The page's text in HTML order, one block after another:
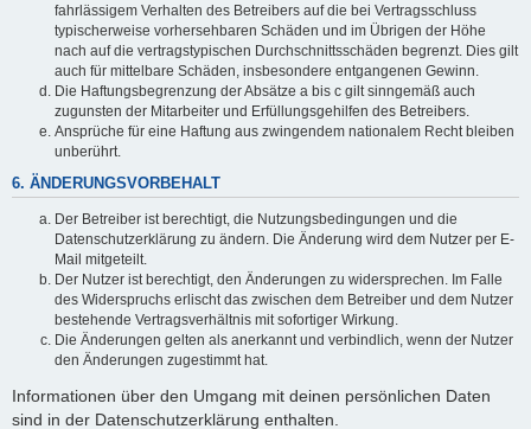
fahrlässigem Verhalten des Betreibers auf die bei Vertragsschluss
typischerweise vorhersehbaren Schäden und im Übrigen der Höhe
nach auf die vertragstypischen Durchschnittsschäden begrenzt. Dies gilt
auch für mittelbare Schäden, insbesondere entgangenen Gewinn.
Die Haftungsbegrenzung der Absätze a bis c gilt sinngemäß auch
zugunsten der Mitarbeiter und Erfüllungsgehilfen des Betreibers.
Ansprüche für eine Haftung aus zwingendem nationalem Recht bleiben
unberührt.
6. ÄNDERUNGSVORBEHALT
Der Betreiber ist berechtigt, die Nutzungsbedingungen und die
Datenschutzerklärung zu ändern. Die Änderung wird dem Nutzer per E-
Mail mitgeteilt.
Der Nutzer ist berechtigt, den Änderungen zu widersprechen. Im Falle
des Widerspruchs erlischt das zwischen dem Betreiber und dem Nutzer
bestehende Vertragsverhältnis mit sofortiger Wirkung.
Die Änderungen gelten als anerkannt und verbindlich, wenn der Nutzer
den Änderungen zugestimmt hat.
Informationen über den Umgang mit deinen persönlichen Daten
sind in der Datenschutzerklärung enthalten.